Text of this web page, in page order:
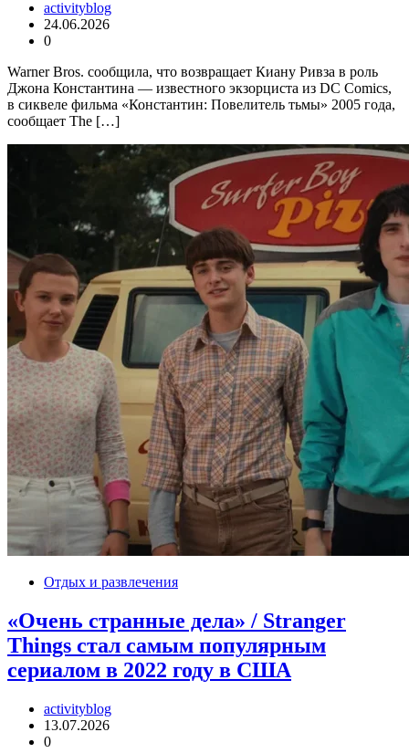
activityblog
24.06.2026
0
Warner Bros. сообщила, что возвращает Киану Ривза в роль
Джона Константина — известного экзорциста из DC Comics,
в сиквеле фильма «Константин: Повелитель тьмы» 2005 года,
сообщает The […]
Отдых и развлечения
«Очень странные дела» / Stranger
Things стал самым популярным
сериалом в 2022 году в США
activityblog
13.07.2026
0